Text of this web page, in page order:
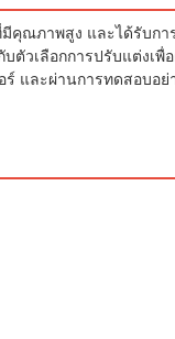
คุณภาพสูง และได้รับก
ตัวเลือกการปรับแต่งเ
ร์ และผ่านการทดสอบอ